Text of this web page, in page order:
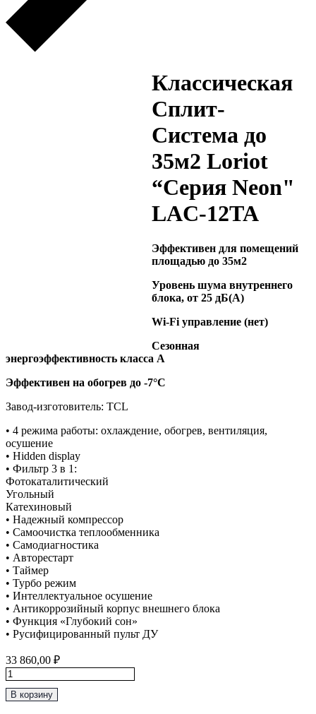
Классическая
Сплит-
Система до
35м2 Loriot
“Серия Neon"
LAC-12TA
Эффективен для помещений
площадью до 35м2
Уровень шума внутреннего
блока, от 25 дБ(А)
Wi-Fi управление (нет)
Сезонная
энергоэффективность класса А
Эффективен на обогрев до -7°C
Завод-изготовитель: TCL
• 4 режима работы: охлаждение, обогрев, вентиляция,
осушение
• Hidden display
• Фильтр 3 в 1:
Фотокаталитический
Угольный
Катехиновый
• Надежный компрессор
• Самоочистка теплообменника
• Самодиагностика
• Авторестарт
• Таймер
• Турбо режим
• Интеллектуальное осушение
• Антикоррозийный корпус внешнего блока
• Функция «Глубокий сон»
• Русифицированный пульт ДУ
33 860,00 ₽
Количество
товара
Классическая
В корзину